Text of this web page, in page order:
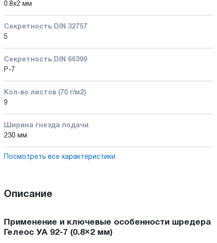
0.8х2 мм
Секретность DIN 32757
5
Секретность DIN 66399
P-7
Кол-во листов (70 г/м2)
9
Ширина гнезда подачи
230 мм
Посмотреть все характеристики
Описание
Применение и ключевые особенности шредера
Гелеос УА 92-7 (0.8×2 мм)